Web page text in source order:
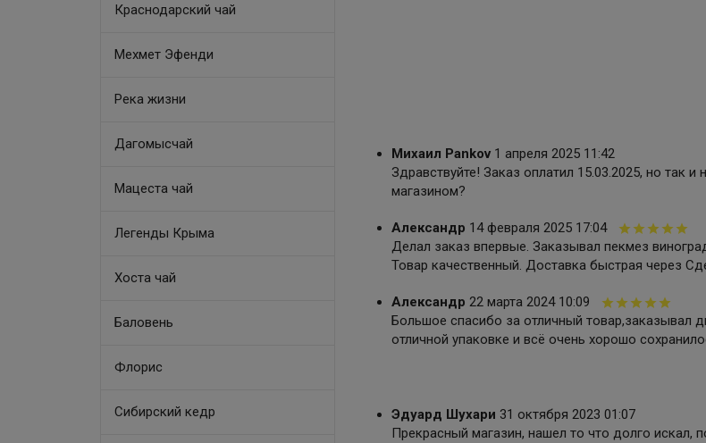
Краснодарский чай
Мехмет Эфенди
Река жизни
Дагомысчай
Мацеста чай
Легенды Крыма
Хоста чай
Баловень
Флорис
Сибирский кедр
Михаил Pankov 1 апреля 2025 11:42
Здравствуйте! Заказ оплатил 15.03.2025, но так
магазином?
Александр 14 февраля 2025 17:04
Делал заказ впервые. Заказывал пекмез
Товар качественный. Доставка быстрая через
Александр 22 марта 2024 10:09
Большое спасибо за отличный товар,заказывал
отличной упаковке и всё очень хорошо
Эдуард Шухари 31 октября 2023 01:07
Прекрасный магазин, нашел то что долго искал,